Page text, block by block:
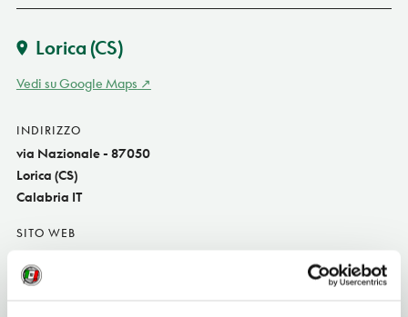
Lorica (CS)
Vedi su Google Maps
INDIRIZZO
via Nazionale - 87050
Lorica (CS)
Calabria IT
SITO WEB